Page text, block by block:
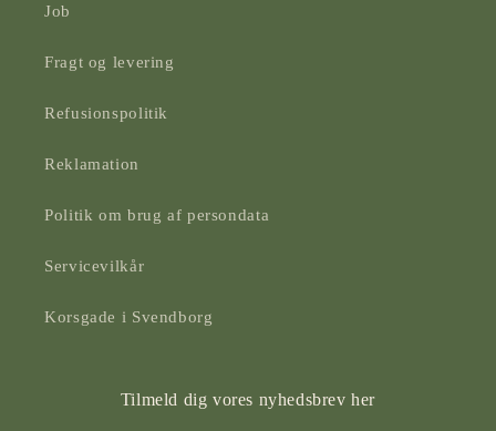
Job
Fragt og levering
Refusionspolitik
Reklamation
Politik om brug af persondata
Servicevilkår
Korsgade i Svendborg
Tilmeld dig vores nyhedsbrev her